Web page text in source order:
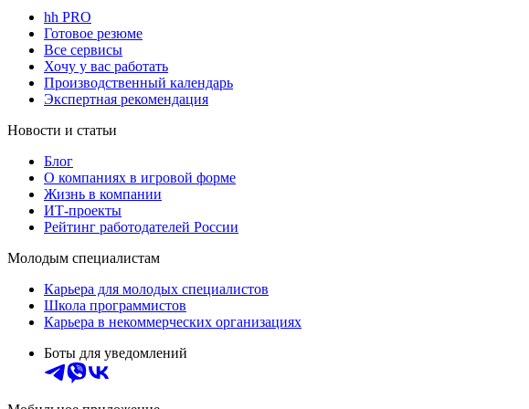
hh PRO
Готовое резюме
Все сервисы
Хочу у вас работать
Производственный календарь
Экспертная рекомендация
Новости и статьи
Блог
О компаниях в игровой форме
Жизнь в компании
ИТ-проекты
Рейтинг работодателей России
Молодым специалистам
Карьера для молодых специалистов
Школа программистов
Карьера в некоммерческих организациях
Боты для уведомлений